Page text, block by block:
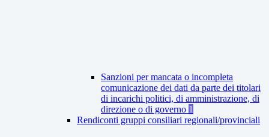
Sanzioni per mancata o incompleta
comunicazione dei dati da parte dei titolari
di incarichi politici, di amministrazione, di
direzione o di governo 1
Rendiconti gruppi consiliari regionali/provinciali